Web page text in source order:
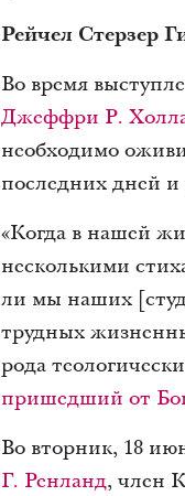
Рейчел Стерзер
Во время
Джеффри Р.
необходимо
последних дней и
«Когда в нашей
несколькими
ли мы наших
трудных
рода
пришедший от
Во вторник, 18
Г. Ренланд, член